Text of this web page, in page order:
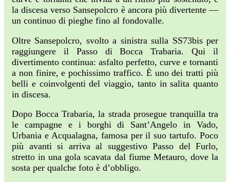
la discesa verso Sansepolcro è ancora più divertente —
un continuo di pieghe fino al fondovalle.
Oltre Sansepolcro, svolto a sinistra sulla SS73bis per
raggiungere il Passo di Bocca Trabaria. Qui il
divertimento continua: asfalto perfetto, curve e tornanti
a non finire, e pochissimo traffico. È uno dei tratti più
belli e coinvolgenti del viaggio, tanto in salita quanto
in discesa.
Dopo Bocca Trabaria, la strada prosegue tranquilla tra
le campagne e i borghi di Sant’Angelo in Vado,
Urbania e Acqualagna, famosa per il suo tartufo. Poco
più avanti si arriva al suggestivo Passo del Furlo,
stretto in una gola scavata dal fiume Metauro, dove la
sosta per qualche foto è d’obbligo.